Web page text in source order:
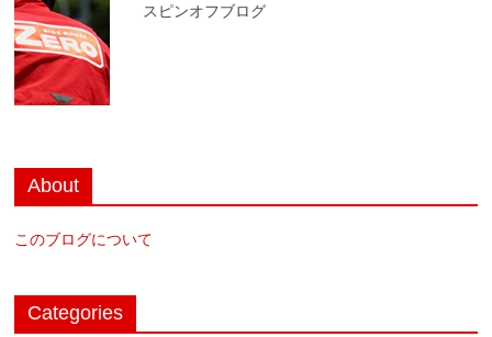
スピンオフブログ
About
このブログについて
Categories